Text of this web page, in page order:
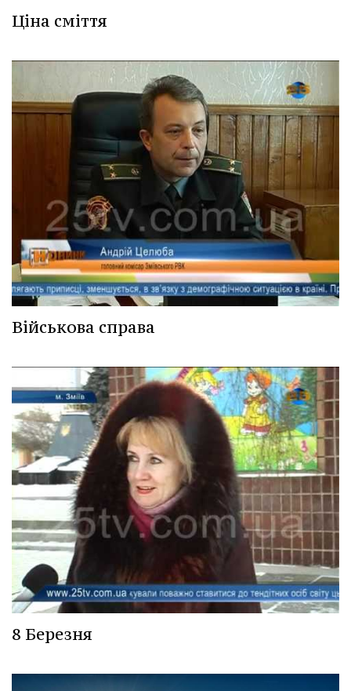
Ціна сміття
Військова справа
8 Березня